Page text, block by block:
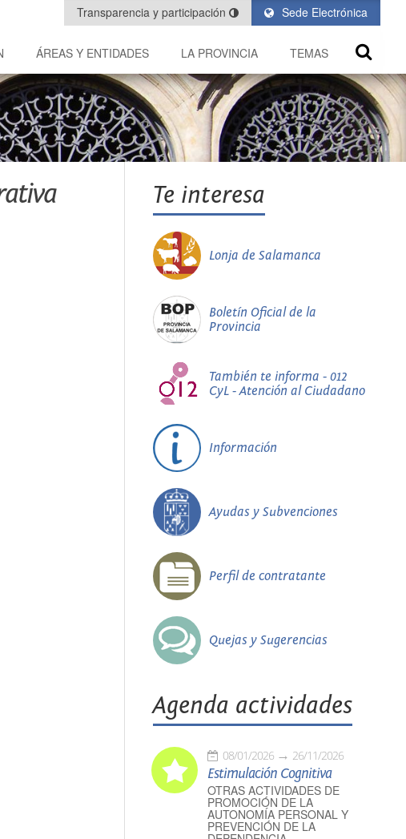
Sede Electrónica
Transparencia y participación
ÁREAS Y ENTIDADES LA PROVINCIA TEMAS
Te interesa
Lonja de Salamanca
Boletín Oficial de la
Provincia
También te informa - 012
CyL - Atención al Ciudadano
Información
Ayudas y Subvenciones
Perfil de contratante
Quejas y Sugerencias
Agenda actividades
08/01/2026 26/11/2026
Estimulación Cognitiva
OTRAS ACTIVIDADES DE
PROMOCIÓN DE LA
AUTONOMÍA PERSONAL Y
PREVENCIÓN DE LA